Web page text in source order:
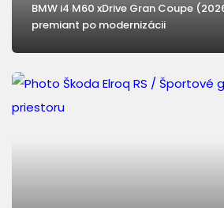
BMW i4 M60 xDrive Gran Coupe
premiant po modernizácii